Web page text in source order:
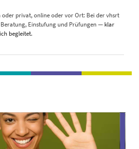
oder privat, online oder vor Ort: Bei der vhsrt
Einstufung und Prüfungen — klar
begleitet.